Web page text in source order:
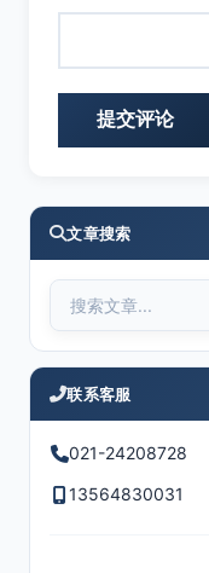
文章搜索
联系客服
021-24208728
13564830031